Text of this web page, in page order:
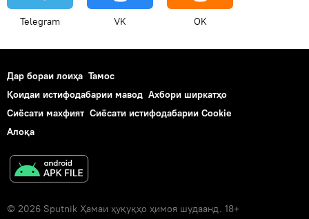
Telegram VK OK
Дар бораи лоиҳа Тамос
Қоидаи истифодабарии мавод Ахбори ширкатҳо
Сиёсати махфият Сиёсати истифодабарии Cookie
Алоқа
© 2026 Sputnik Ҳамаи ҳуқуқҳо ҳимоя шудаанд. 18+